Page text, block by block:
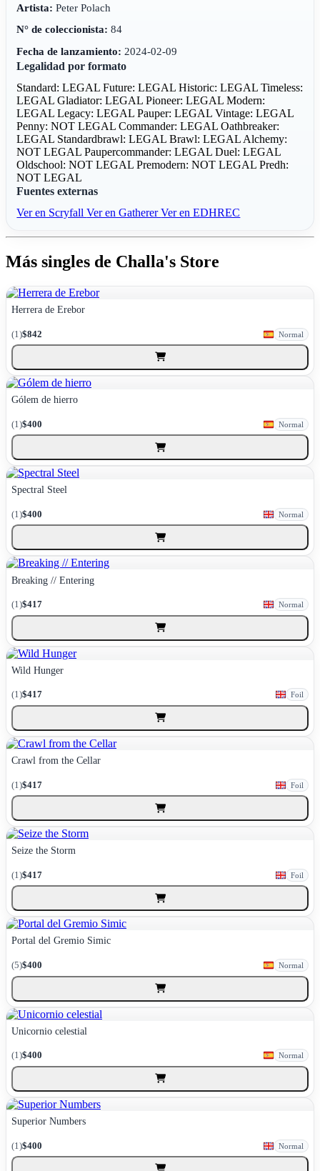
Artista: Peter Polach
N° de coleccionista: 84
Fecha de lanzamiento: 2024-02-09
Legalidad por formato
Standard: LEGALFuture: LEGALHistoric: LEGALTimeless:
LEGALGladiator: LEGALPioneer: LEGALModern:
LEGALLegacy: LEGALPauper: LEGALVintage: LEGAL
Penny: NOT LEGALCommander: LEGALOathbreaker:
LEGAL Standardbrawl: LEGALBrawl: LEGAL Alchemy:
NOT LEGALPaupercommander: LEGALDuel: LEGAL
Oldschool: NOT LEGALPremodern: NOT LEGALPredh:
NOT LEGAL
Fuentes externas
Ver en ScryfallVer en GathererVer en EDHREC
Más singles de Challa's Store
Herrera de Erebor
(1)$842 Normal
Gólem de hierro
(1)$400 Normal
Spectral Steel
(1)$400 Normal
Breaking // Entering
(1)$417 Normal
Wild Hunger
(1)$417 Foil
Crawl from the Cellar
(1)$417 Foil
Seize the Storm
(1)$417 Foil
Portal del Gremio Simic
(5)$400 Normal
Unicornio celestial
(1)$400 Normal
Superior Numbers
(1)$400 Normal